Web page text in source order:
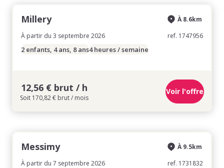
Millery
À partir du 3 septembre 2026
À 8.6km
ref. 1747956
2 enfants, 4 ans, 8 ans4 heures / semaine
12,56 € brut / h
Soit 170,82 € brut / mois
Voir l'offre
Messimy
À partir du 7 septembre 2026
À 9.5km
ref. 1731832